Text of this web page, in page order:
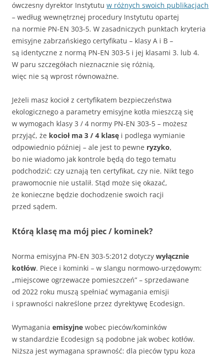
ówczesny dyrektor Instytutu w różnych swoich publikacjach
– według wewnętrznej procedury Instytutu opartej
na normie PN-EN 303-5. W zasadniczych punktach kryteria
emisyjne zabrzańskiego certyfikatu – klasy A i B –
są identyczne z normą PN-EN 303-5 i jej klasami 3. lub 4.
W paru szczegółach nieznacznie się różnią,
więc nie są wprost równoważne.
Jeżeli masz kocioł z certyfikatem bezpieczeństwa
ekologicznego a parametry emisyjne kotła mieszczą się
w wymogach klasy 3 / 4 normy PN-EN 303-5 – możesz
przyjąć, że kocioł ma 3 / 4 klasę i podlega wymianie
odpowiednio później – ale jest to pewne ryzyko,
bo nie wiadomo jak kontrole będą do tego tematu
podchodzić: czy uznają ten certyfikat, czy nie. Nikt tego
prawomocnie nie ustalił. Stąd może się okazać,
że konieczne będzie dochodzenie swoich racji
przed sądem.
Którą klasę ma mój piec / kominek?
Norma emisyjna PN-EN 303-5:2012 dotyczy wyłącznie
kotłów. Piece i kominki – w slangu normowo-urzędowym:
„miejscowe ogrzewacze pomieszczeń” – sprzedawane
od 2022 roku muszą spełniać wymagania emisji
i sprawności nakreślone przez dyrektywę Ecodesign.
Wymagania emisyjne wobec pieców/kominków
w standardzie Ecodesign są podobne jak wobec kotłów.
Niższa jest wymagana sprawność: dla pieców typu koza